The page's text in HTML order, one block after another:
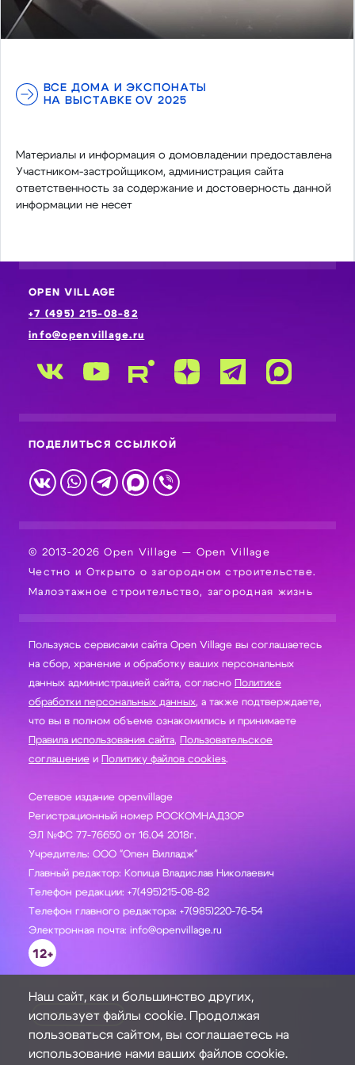
ВСЕ ДОМА И ЭКСПОНАТЫ
НА ВЫСТАВКЕ OV 2025
Материалы и информация о домовладении предоставлена
Участником-застройщиком, администрация сайта
ответственность за содержание и достоверность данной
информации не несет
OPEN VILLAGE
+7 (495) 215-08-82
info@openvillage.ru
ПОДЕЛИТЬСЯ ССЫЛКОЙ
© 2013-2026 Open Village — Open Village
Честно и Открыто о загородном строительстве.
Малоэтажное строительство, загородная жизнь
Пользуясь сервисами сайта Open Village вы соглашаетесь
на сбор, хранение и обработку ваших персональных
данных администрацией сайта, согласно Политике
обработки персональных данных, а также подтверждаете,
что вы в полном объеме ознакомились и принимаете
Правила использования сайта, Пользовательское
соглашение и Политику файлов cookies.
Сетевое издание openvillage
Регистрационный номер РОСКОМНАДЗОР
ЭЛ №ФС 77-76650 от 16.04 2018г.
Учредитель: ООО "Опен Вилладж"
Главный редактор: Копица Владислав Николаевич
Телефон редакции: +7(495)215-08-82
Телефон главного редактора: +7(985)220-76-54
Электронная почта: info@openvillage.ru
12+
ЗАДАТЬ ВОПРОС
Наш сайт, как и большинство других,
использует файлы cookie. Продолжая
пользоваться сайтом, вы соглашаетесь на
использование нами ваших файлов cookie.